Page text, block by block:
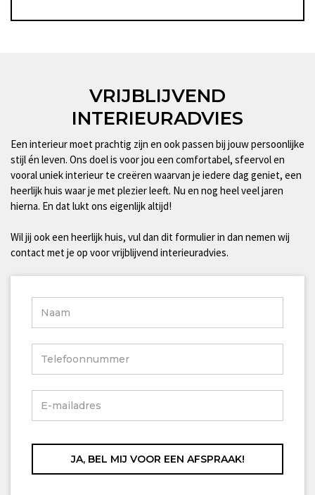
VRIJBLIJVEND
INTERIEURADVIES
Een interieur moet prachtig zijn en ook passen bij jouw persoonlijke
stijl én leven. Ons doel is voor jou een comfortabel, sfeervol en
vooral uniek interieur te creëren waarvan je iedere dag geniet, een
heerlijk huis waar je met plezier leeft. Nu en nog heel veel jaren
hierna. En dat lukt ons eigenlijk altijd!
Wil jij ook een heerlijk huis, vul dan dit formulier in dan nemen wij
contact met je op voor vrijblijvend interieuradvies.